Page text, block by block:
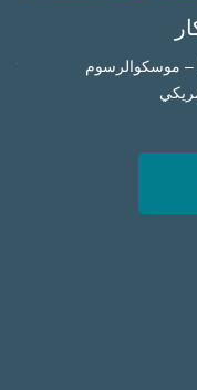
2025 -روسيا – موسكوالرسوم